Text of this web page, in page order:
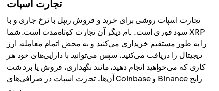
تجارت اسپات
تجارت اسپات روشی برای خرید و فروش ریپل با نرخ جاری و با
سود فوری است. نام دیگر آن تجارت کوتاه‌مدت است. شما XRP
را به طور مستقیم خریداری می‌کنید و به محض اتمام معامله، ارز
دیجیتال را دریافت می‌کنید. سپس می‌توانید با دارایی‌های خود هر
کاری که می‌خواهید انجام دهید، مانند نگهداری، فروش یا برداشت
آن‌ها. تجارت اسپات در صرافی‌های Coinbase و Binance رایج